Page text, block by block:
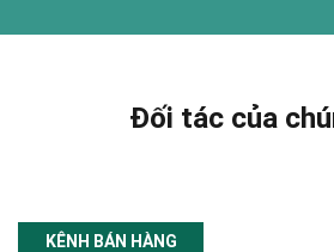
Đối tác của
KÊNH BÁN HÀNG